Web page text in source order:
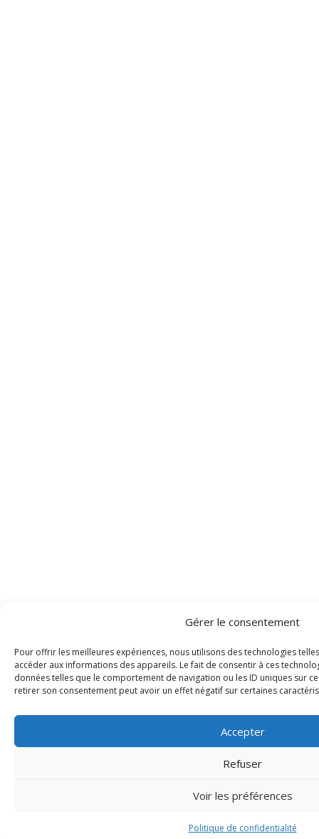
Gérer le consentement
Pour offrir les meilleures expériences, nous utilisons des technologies
accéder aux informations des appareils. Le fait de consentir à ces
données telles que le comportement de navigation ou les ID uniques sur
retirer son consentement peut avoir un effet négatif sur certaines
Accepter
Refuser
Voir les préférences
Politique de confidentialité